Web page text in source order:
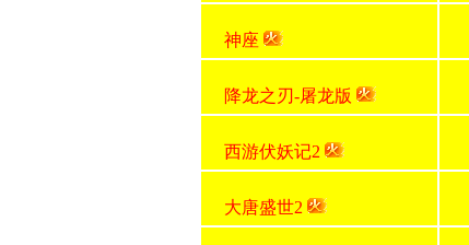
神座
降龙之刃-屠龙版
西游伏妖记2
大唐盛世2